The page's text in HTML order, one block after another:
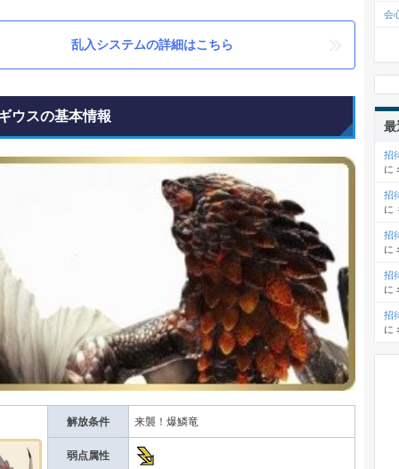
乱入システムの詳細はこちら
ウスの基本情報
解放条件 来襲！爆鱗竜
弱点属性
会
最
招
に
招
に
招
に
招
に
招
に